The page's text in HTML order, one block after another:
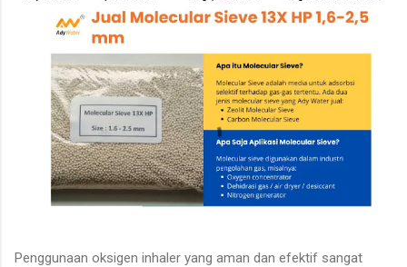
Penggunaan oksigen inhaler yang aman dan efektif sangat